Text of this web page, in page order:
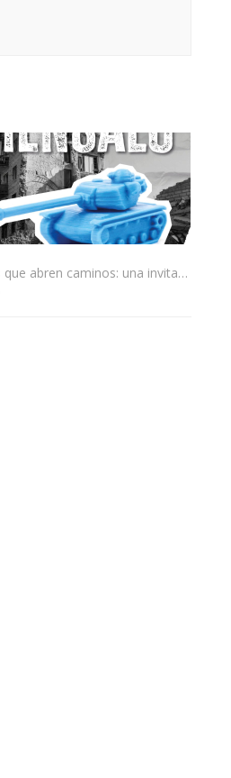
Juguetes que abren caminos: una invitación a elegir mejor